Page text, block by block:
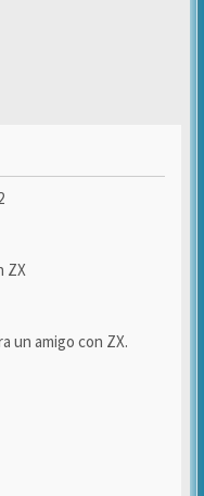
ZX
un amigo con ZX.